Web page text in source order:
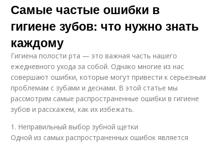
Самые частые ошибки в
гигиене зубов: что нужно знать
каждому
Гигиена полости рта — это важная часть нашего
ежедневного ухода за собой. Однако многие из нас
совершают ошибки, которые могут привести к серьезным
проблемам с зубами и деснами. В этой статье мы
рассмотрим самые распространенные ошибки в гигиене
зубов и расскажем, как их избежать.
1. Неправильный выбор зубной щетки
Одной из самых распространенных ошибок является